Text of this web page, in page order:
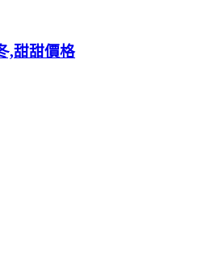
,甜甜價格